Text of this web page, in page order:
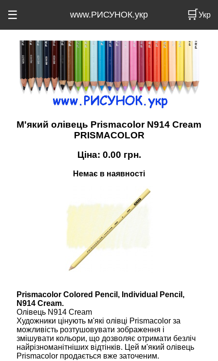
☰ www.РИСУНОК.укр 🛒Укр
М'який олівець Prismacolor N914 Cream
PRISMACOLOR
Ціна: 0.00 грн.
Немає в наявності
Prismacolor Colored Pencil, Individual Pencil,
N914 Cream.
Олівець N914 Cream
Художники цінують м'які олівці Prismacolor за
можливість розтушовувати зображення і
змішувати кольори, що дозволяє отримати безліч
найрізноманітніших відтінків. Цей м'який олівець
Prismacolor продається вже заточеним.